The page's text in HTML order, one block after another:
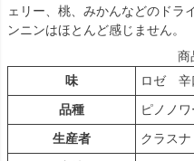
ェリー、桃、みかんなどのドラ
ンニンはほとんど感じません。
商
味
ロゼ 辛
品種
ピノノ
生産者
クラスナ